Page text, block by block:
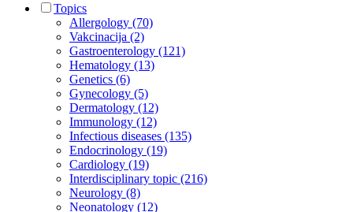
Topics
Allergology (70)
Vakcinacija (2)
Gastroenterology (121)
Hematology (13)
Genetics (6)
Gynecology (5)
Dermatology (12)
Immunology (12)
Infectious diseases (135)
Endocrinology (19)
Cardiology (19)
Interdisciplinary topic (216)
Neurology (8)
Neonatology (12)